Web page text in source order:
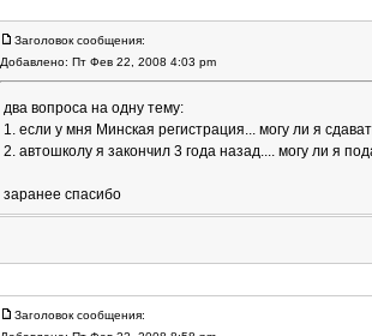
Заголовок сообщения:
Добавлено: Пт Фев 22, 2008 4:03 pm
два вопроса на одну тему:
1. если у мня Минская регистрация... могу ли я
2. автошколу я закончил 3 года назад.... могу ли я
заранее спасибо
Заголовок сообщения: